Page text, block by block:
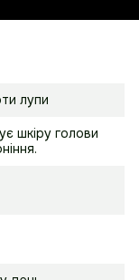
лупи
шкіру голови